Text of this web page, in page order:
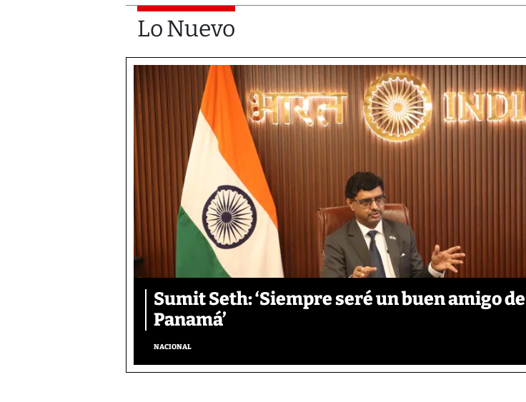
Lo Nuevo
Sumit Seth: ‘Siempre seré un buen amigo de
Panamá’
NACIONAL